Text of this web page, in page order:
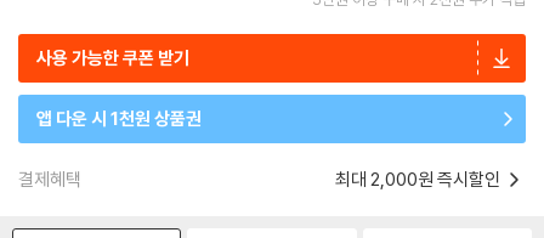
사용 가능한 쿠폰 받기
앱 다운 시 1천원 상품권
결제혜택 최대 2,000원 즉시할인